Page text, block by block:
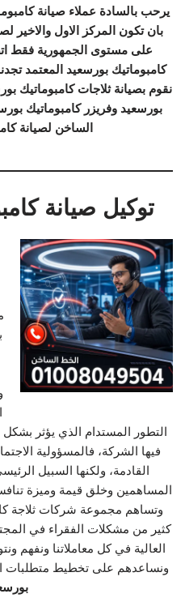
يرحب بالسادة عملاء صيانة
بان تكون المركز الاول والاخير
على مستوى الجمهورية فقط
كامبوماتيك بورسعيد المعتمد
نقوم بصيانة ثلاجات كامبوماتيك
بورسعيد وفريزر كامبوماتيك
الساخن لصيانة
توكيل صيانة
التطور المستدام الذي يؤثر
فيها الشركة، فالمسؤولية
القادمة، ولكنها السبيل
المساهمين وخلق قيمة وميزة
وتساهم مجموعة شركات ثلاجة
كثير من مشكلات الفقراء في
العالية في كل معاملاتنا ونفهم
ونساعدهم على تخطيط متطلبات